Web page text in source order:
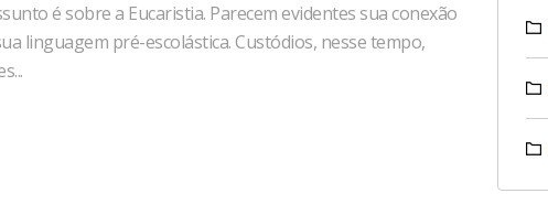
é sobre a Eucaristia. Parecem evidentes sua conexão
linguagem pré-escolástica. Custódios, nesse tempo,